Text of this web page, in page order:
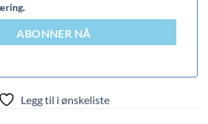
.
ABONNER NÅ
Legg til i ønskeliste